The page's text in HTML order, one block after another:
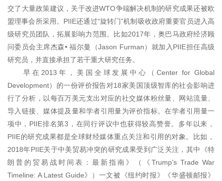
交了大量政策建议，关于改进WTO争端解决机制的研究成果还被欧
盟理事会所采用。PIIE还通过“旋转门”机制吸收政府重要官员进入高
级研究员团队，拓展影响力范围。比如2017年，奥巴马政府经济顾
问委员会主席杰森• 福尔曼（Jason Furman）就加入PIIE担任高级
研究员，并直接承担了若干重大研究任务。
早在2013年，美国全球发展中心（Center for Global
Development）的一份评价报告对18家美国顶级智库的社会影响进
行了分析，以每百万美元支出对应的社交媒体粉丝量、网站流量、
导入链接、媒体提及量和学者引用量为评价指标。在学者引用量一
项中，PIIE排名第3，在同行评议中也获得较高赞誉。多年以来，
PIIE的研究成果都是全球财经媒体重点关注和引用的对象。比如，
2018年PIIE关于中美贸易冲突的研究成果受到广泛关注，其中《特
朗普的贸易战时间表：最新指南》（《Trump’s Trade War
Timeline: A Latest Guide》）一文被《纽约时报》《华盛顿邮报》